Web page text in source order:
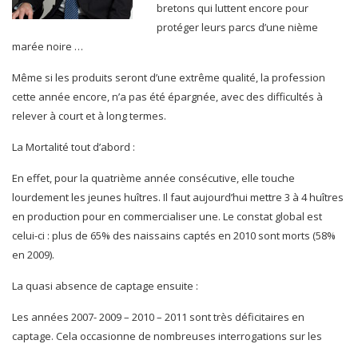
bretons qui luttent encore pour
protéger leurs parcs d’une nième
marée noire …
Même si les produits seront d’une extrême qualité, la profession
cette année encore, n’a pas été épargnée, avec des difficultés à
relever à court et à long termes.
La Mortalité tout d’abord :
En effet, pour la quatrième année consécutive, elle touche
lourdement les jeunes huîtres. Il faut aujourd’hui mettre 3 à 4 huîtres
en production pour en commercialiser une. Le constat global est
celui-ci : plus de 65% des naissains captés en 2010 sont morts (58%
en 2009).
La quasi absence de captage ensuite :
Les années 2007- 2009 – 2010 – 2011 sont très déficitaires en
captage. Cela occasionne de nombreuses interrogations sur les